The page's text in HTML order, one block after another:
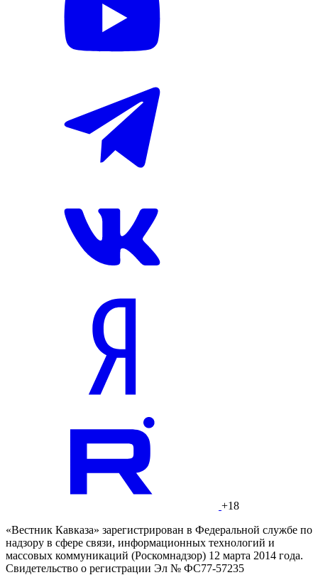
+18
«Вестник Кавказа» зарегистрирован в Федеральной службе по
надзору в сфере связи, информационных технологий и
массовых коммуникаций (Роскомнадзор) 12 марта 2014 года.
Свидетельство о регистрации Эл № ФС77-57235